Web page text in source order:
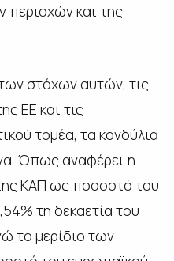
περιοχών και της
στόχων αυτών, τις
ΕΕ και τις
τομέα, τα κονδύλια
Όπως αναφέρει η
ΚΑΠ ως ποσοστό του
τη δεκαετία του
το μερίδιο των